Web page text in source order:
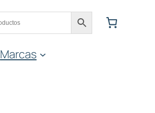
Marcas